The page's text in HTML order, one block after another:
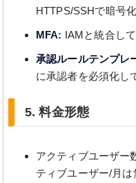
HTTPS/SSHで暗号化
MFA: IAMと統合し
承認ルールテンプレ
に承認者を必須化し
5. 料金形態
アクティブユーザー
ティブユーザー/月は